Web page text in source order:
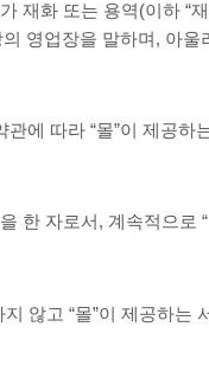
재화 또는 용역(이하 “
영업장을 말하며, 아
관에 따라 “몰”이 제공
한 자로서, 계속적으
않고 “몰”이 제공하는